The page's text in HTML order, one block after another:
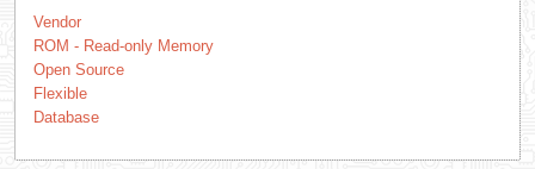
Vendor
ROM - Read-only Memory
Open Source
Flexible
Database